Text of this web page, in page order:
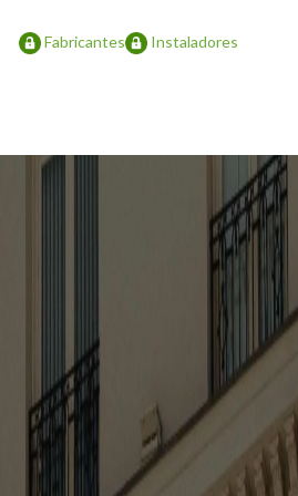
Fabricantes Instaladores